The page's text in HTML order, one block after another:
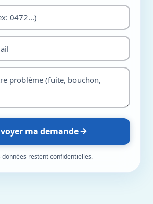
ma demande
données restent confidentielles.